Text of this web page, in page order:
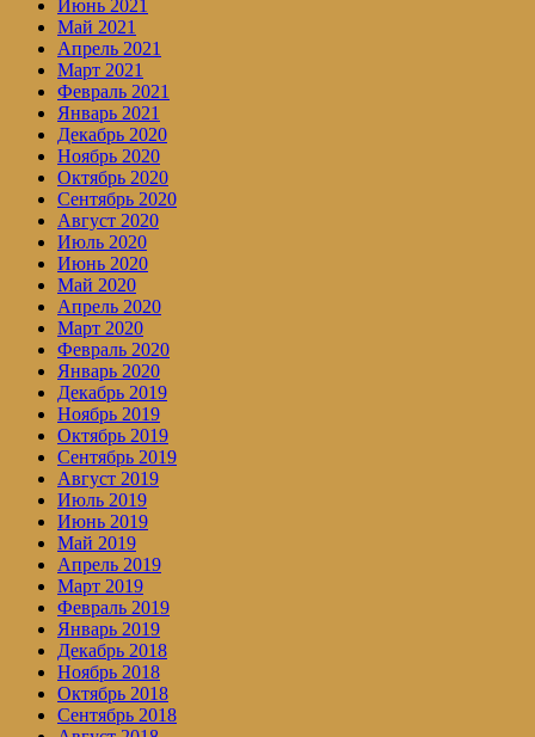
Июнь 2021
Май 2021
Апрель 2021
Март 2021
Февраль 2021
Январь 2021
Декабрь 2020
Ноябрь 2020
Октябрь 2020
Сентябрь 2020
Август 2020
Июль 2020
Июнь 2020
Май 2020
Апрель 2020
Март 2020
Февраль 2020
Январь 2020
Декабрь 2019
Ноябрь 2019
Октябрь 2019
Сентябрь 2019
Август 2019
Июль 2019
Июнь 2019
Май 2019
Апрель 2019
Март 2019
Февраль 2019
Январь 2019
Декабрь 2018
Ноябрь 2018
Октябрь 2018
Сентябрь 2018